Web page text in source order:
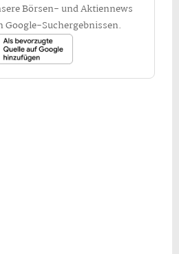
Börsen- und Aktiennews
Suchergebnissen.